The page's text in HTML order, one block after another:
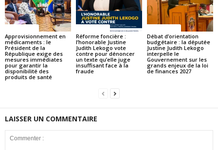
Approvisionnement en
médicaments : le
Président de la
République exige des
mesures immédiates
pour garantir la
disponibilité des
produits de santé
Réforme foncière :
l’honorable Justine
Judith Lekogo vote
contre pour dénoncer
un texte qu’elle juge
insuffisant face à la
fraude
Débat d’orientation
budgétaire : la députée
Justine Judith Lekogo
interpelle le
Gouvernement sur les
grands enjeux de la loi
de finances 2027
LAISSER UN COMMENTAIRE